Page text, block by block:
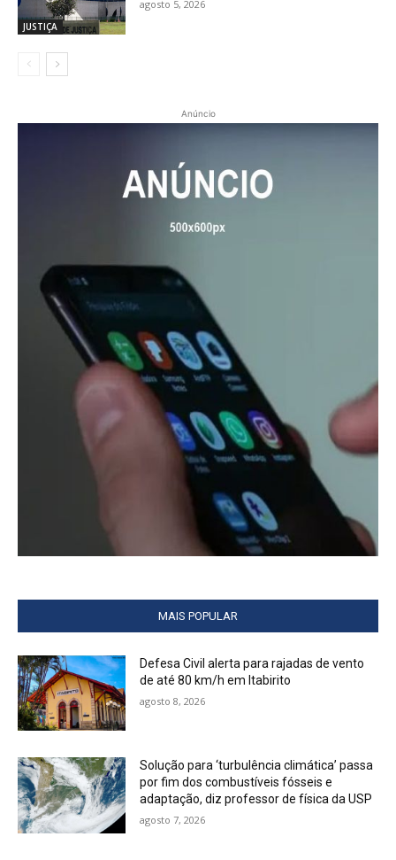
JUSTIÇA
agosto 5, 2026
Anúncio
MAIS POPULAR
Defesa Civil alerta para rajadas de vento
de até 80 km/h em Itabirito
agosto 8, 2026
Solução para ‘turbulência climática’ passa
por fim dos combustíveis fósseis e
adaptação, diz professor de física da USP
agosto 7, 2026